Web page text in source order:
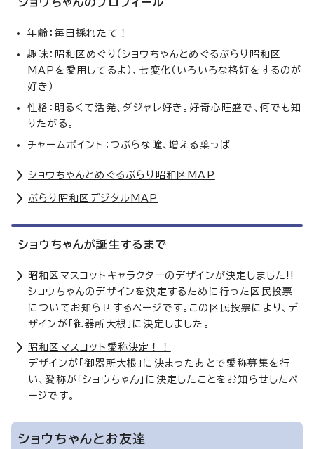
ショウちゃんのプロフィール
年齢：毎日採れたて！
趣味：昭和区めぐり（ショウちゃんとめぐるぶらり昭和区
MAPを愛用してるよ）、七変化（いろいろな格好をするのが
好き）
性格：明るくて活発、ダジャレ好き。好奇心旺盛で、何でも知
りたがる。
チャームポイント：つぶらな瞳、増える葉っぱ
ショウちゃんとめぐるぶらり昭和区MAP
ぶらり昭和区デジタルMAP
ショウちゃんが誕生するまで
昭和区マスコットキャラクターのデザインが決定しました!!
ショウちゃんのデザインを決定するために行った区民投票
についてお知らせするページです。この区民投票により、デ
ザインが「御器所大根」に決定しました。
昭和区マスコット愛称決定！！
デザインが「御器所大根」に決まったあとで愛称募集を行
い、愛称が「ショウちゃん」に決定したことをお知らせしたペ
ージです。
ショウちゃんとお友達